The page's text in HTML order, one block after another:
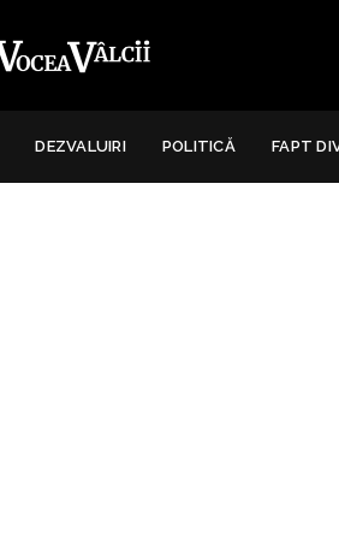
DEZVALUIRI POLITICĂ FAPT